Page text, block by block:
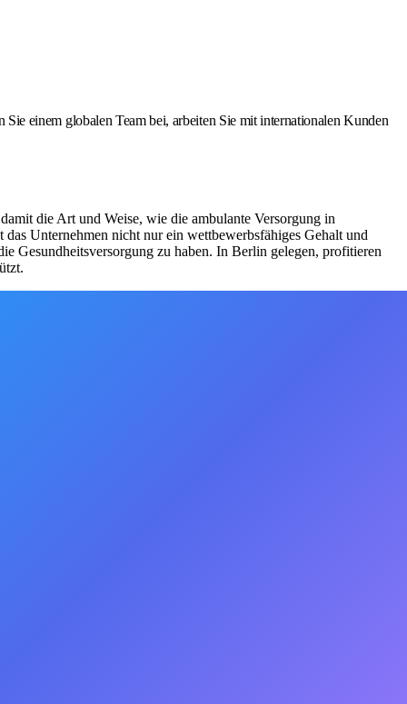
einem globalen Team bei, arbeiten Sie mit internationalen Kunden
die Art und Weise, wie die ambulante Versorgung in
Unternehmen nicht nur ein wettbewerbsfähiges Gehalt und
Gesundheitsversorgung zu haben. In Berlin gelegen, profitieren